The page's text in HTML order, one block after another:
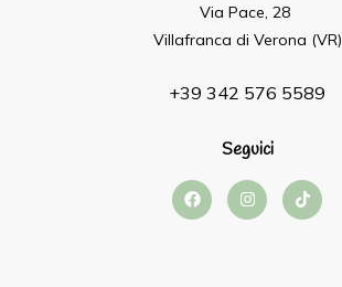
Via Pace, 28
Villafranca di Verona (VR)
+39 342 576 5589
Seguici